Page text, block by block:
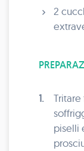
2
1.
piselli